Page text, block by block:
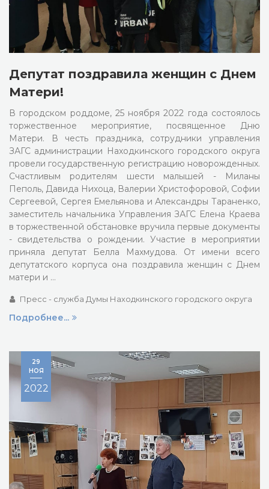
Депутат поздравила женщин с Днем
Матери!
В городском роддоме, 25 ноября 2022 года состоялось
торжественное мероприятие, посвященное Дню
Матери. В честь праздника, сотрудники управления
ЗАГС администрации Находкинского городского округа
провели государственную регистрацию новорожденных.
Счастливым родителям шести малышей - Миланы
Пеполь, Давида Нихоца, Валерии Христофоровой, Софии
Сергеевой, Сергея Емельянова и Александры Тараненко,
заместитель начальника Управления ЗАГС Елена Краева
в торжественной обстановке вручила первые документы
- свидетельства о рождении. Участие в мероприятии
приняла депутат Белла Махмудова. От имени всего
депутатского корпуса она поздравила женщин с Днем
матери и …
Пресс - служба Думы Находкинского городского округа
Подробнее...
29
НОЯ
2022